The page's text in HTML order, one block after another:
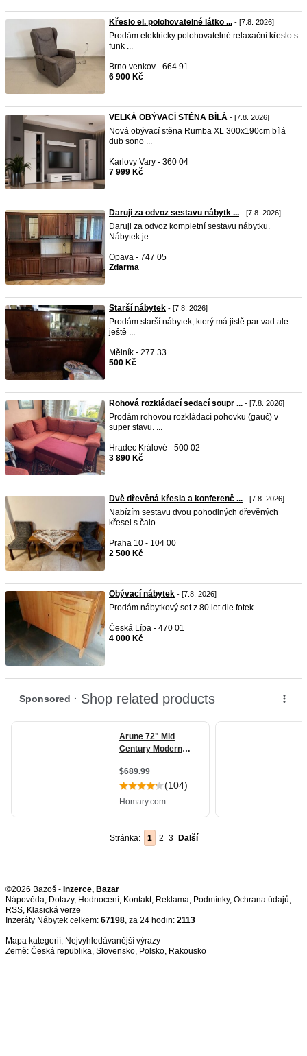
Křeslo el. polohovatelné látko ... - [7.8. 2026]
Prodám elektricky polohovatelné relaxační křeslo s
funk ...
Brno venkov - 664 91
6 900 Kč
VELKÁ OBÝVACÍ STĚNA BÍLÁ - [7.8. 2026]
Nová obývací stěna Rumba XL 300x190cm bílá
dub sono ...
Karlovy Vary - 360 04
7 999 Kč
Daruji za odvoz sestavu nábytk ... - [7.8. 2026]
Daruji za odvoz kompletní sestavu nábytku.
Nábytek je ...
Opava - 747 05
Zdarma
Starší nábytek - [7.8. 2026]
Prodám starší nábytek, který má jistě par vad ale
ještě ...
Mělník - 277 33
500 Kč
Rohová rozkládací sedací soupr ... - [7.8. 2026]
Prodám rohovou rozkládací pohovku (gauč) v
super stavu. ...
Hradec Králové - 500 02
3 890 Kč
Dvě dřevěná křesla a konferenč ... - [7.8. 2026]
Nabízím sestavu dvou pohodlných dřevěných
křesel s čalo ...
Praha 10 - 104 00
2 500 Kč
Obývací nábytek - [7.8. 2026]
Prodám nábytkový set z 80 let dle fotek
Česká Lípa - 470 01
4 000 Kč
Stránka: 1 2 3 Další
©2026 Bazoš - Inzerce, Bazar
Nápověda, Dotazy, Hodnocení, Kontakt, Reklama, Podmínky, Ochrana údajů,
RSS,
Inzeráty Nábytek celkem: 67198, za 24 hodin: 2113
Mapa kategorií, Nejvyhledávanější výrazy
Země: Česká republika, Slovensko, Polsko, Rakousko